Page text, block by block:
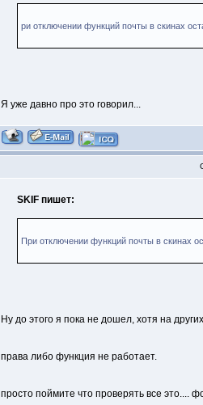
ри отключении функций почты в скинах
Я уже давно про это говорил...
SKIF пишет:
При отключении функций почты в скинах
Ну до этого я пока не дошел, хотя на
права либо функция не работает.
просто поймите что проверять все это....